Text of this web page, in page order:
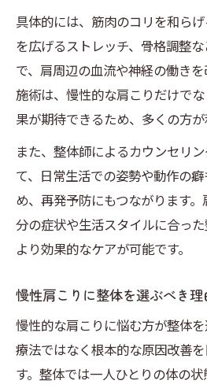
具体的には、筋肉のコリを和ら
を広げるストレッチ、骨格調整
で、肩周辺の血流や神経の働き
施術は、慢性的な肩こりだけで
果が期待できるため、多くの方が
また、整体師によるカウンセリ
て、日常生活での姿勢や動作の
め、再発予防にもつながります
分の症状や生活スタイルに合った
より効果的なケアが可能です。
慢性肩こりに整体を選ぶべき
慢性的な肩こりに悩む方が整体
療法ではなく根本的な原因改善
す。整体では一人ひとりの体の